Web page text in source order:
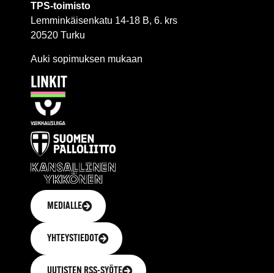
TPS-toimisto
Lemminkäisenkatu 14-18 B, 6. krs
20520 Turku
Auki sopimuksen mukaan
LINKIT
MEDIALLE
YHTEYSTIEDOT